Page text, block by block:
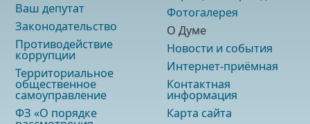
Ваш депутат
Законодательство
Противодействие
коррупции
Территориальное
общественное
самоуправление
ФЗ «О порядке
Фотогалерея
О Думе
Новости и события
Интернет-приёмная
Контактная
информация
Карта сайта